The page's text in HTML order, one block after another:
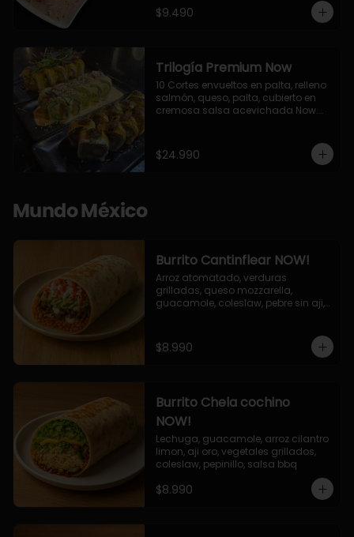
$9.490
Trilogía Premium Now
10 Cortes envueltos en palta, relleno
salmón, queso, palta, cubierto en
cremosa salsa acevichada Now.
palta, cubierto con topping de
chimichurri de la casa flambeado.
$24.990
Mundo México
Burrito Cantinflear NOW!
Arroz atomatado, verduras
grilladas, queso mozzarella,
guacamole, coleslaw, pebre sin aji,
$8.990
Burrito Chela cochino
NOW!
Lechuga, guacamole, arroz cilantro
limon, aji oro, vegetales grillados,
coleslaw, pepinillo, salsa bbq
$8.990